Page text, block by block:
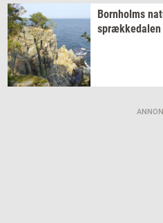
Born­holms
spræk­ke­da­len